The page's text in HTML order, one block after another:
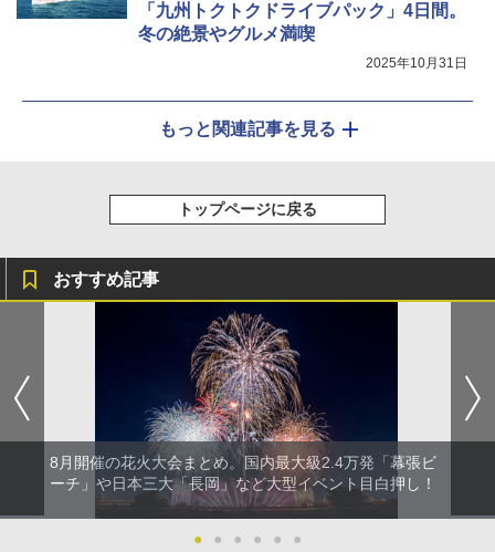
「九州トクトクドライブパック」4日間。
冬の絶景やグルメ満喫
2025年10月31日
もっと関連記事を見る
トップページに戻る
おすすめ記事
8月開催の花火大会まとめ。国内最大級2.4万発「幕張ビ
ーチ」や日本三大「長岡」など大型イベント目白押し！
● ● ● ● ● ●